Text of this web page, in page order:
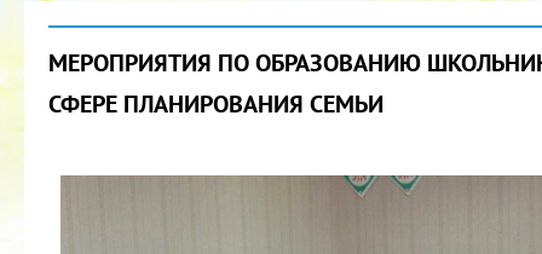
МЕРОПРИЯТИЯ ПО ОБРАЗОВАНИЮ
СФЕРЕ ПЛАНИРОВАНИЯ СЕМЬИ